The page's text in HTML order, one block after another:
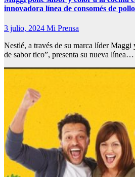
innovadora línea de consomés de pollo
3 julio, 2024 Mi Prensa
Nestlé, a través de su marca líder Maggi
de sabor tico”, presenta su nueva línea…